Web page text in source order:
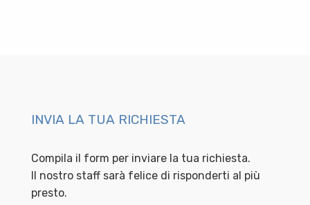
INVIA LA TUA RICHIESTA
Compila il form per inviare la tua richiesta.
Il nostro staff sarà felice di risponderti al più
presto.